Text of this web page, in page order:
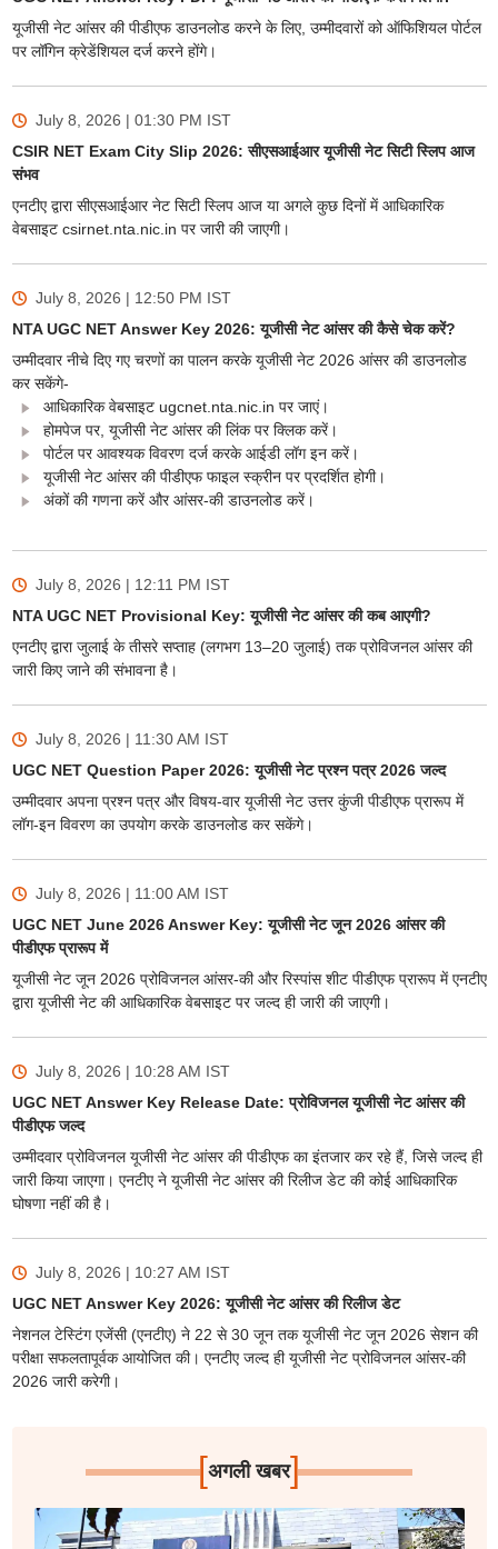
यूजीसी नेट आंसर की पीडीएफ डाउनलोड करने के लिए, उम्मीदवारों को ऑफिशियल पोर्टल
पर लॉगिन क्रेडेंशियल दर्ज करने होंगे।
July 8, 2026 | 01:30 PM IST
CSIR NET Exam City Slip 2026: सीएसआईआर यूजीसी नेट सिटी स्लिप आज
संभव
एनटीए द्वारा सीएसआईआर नेट सिटी स्लिप आज या अगले कुछ दिनों में आधिकारिक
वेबसाइट csirnet.nta.nic.in पर जारी की जाएगी।
July 8, 2026 | 12:50 PM IST
NTA UGC NET Answer Key 2026: यूजीसी नेट आंसर की कैसे चेक करें?
उम्मीदवार नीचे दिए गए चरणों का पालन करके यूजीसी नेट 2026 आंसर की डाउनलोड
कर सकेंगे-
आधिकारिक वेबसाइट ugcnet.nta.nic.in पर जाएं।
होमपेज पर, यूजीसी नेट आंसर की लिंक पर क्लिक करें।
पोर्टल पर आवश्यक विवरण दर्ज करके आईडी लॉग इन करें।
यूजीसी नेट आंसर की पीडीएफ फाइल स्क्रीन पर प्रदर्शित होगी।
अंकों की गणना करें और आंसर-की डाउनलोड करें।
July 8, 2026 | 12:11 PM IST
NTA UGC NET Provisional Key: यूजीसी नेट आंसर की कब आएगी?
एनटीए द्वारा जुलाई के तीसरे सप्ताह (लगभग 13–20 जुलाई) तक प्रोविजनल आंसर की
जारी किए जाने की संभावना है।
July 8, 2026 | 11:30 AM IST
UGC NET Question Paper 2026: यूजीसी नेट प्रश्न पत्र 2026 जल्द
उम्मीदवार अपना प्रश्न पत्र और विषय-वार यूजीसी नेट उत्तर कुंजी पीडीएफ प्रारूप में
लॉग-इन विवरण का उपयोग करके डाउनलोड कर सकेंगे।
July 8, 2026 | 11:00 AM IST
UGC NET June 2026 Answer Key: यूजीसी नेट जून 2026 आंसर की
पीडीएफ प्रारूप में
यूजीसी नेट जून 2026 प्रोविजनल आंसर-की और रिस्पांस शीट पीडीएफ प्रारूप में एनटीए
द्वारा यूजीसी नेट की आधिकारिक वेबसाइट पर जल्द ही जारी की जाएगी।
July 8, 2026 | 10:28 AM IST
UGC NET Answer Key Release Date: प्रोविजनल यूजीसी नेट आंसर की
पीडीएफ जल्द
उम्मीदवार प्रोविजनल यूजीसी नेट आंसर की पीडीएफ का इंतजार कर रहे हैं, जिसे जल्द ही
जारी किया जाएगा। एनटीए ने यूजीसी नेट आंसर की रिलीज डेट की कोई आधिकारिक
घोषणा नहीं की है।
July 8, 2026 | 10:27 AM IST
UGC NET Answer Key 2026: यूजीसी नेट आंसर की रिलीज डेट
नेशनल टेस्टिंग एजेंसी (एनटीए) ने 22 से 30 जून तक यूजीसी नेट जून 2026 सेशन की
परीक्षा सफलतापूर्वक आयोजित की। एनटीए जल्द ही यूजीसी नेट प्रोविजनल आंसर-की
2026 जारी करेगी।
[अगली खबर]